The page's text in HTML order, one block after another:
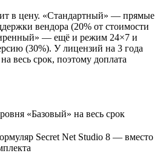
в цену. «Стандартный» — прямые
вендора (20% от стоимости
— ещё и режим 24×7 и
(30%). У лицензий на 3 года
весь срок, поэтому доплата
«Базовый» на весь срок
Secret Net Studio 8 — вместо